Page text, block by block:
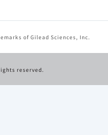
of Gilead Sciences, Inc.
reserved.